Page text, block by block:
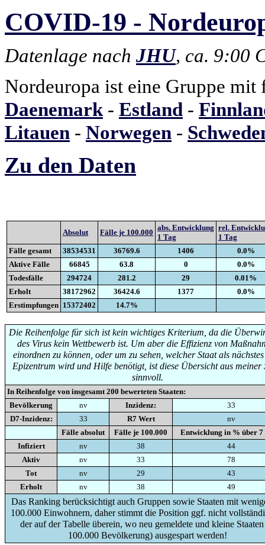
COVID-19 -
Datenlage nach JHU, ca. 9:00
Nordeuropa ist eine Gruppe mit
Daenemark - Estland -
Litauen - Norwegen -
Zu den Daten
Absolut Fälle je 100.000
abs. Entwicklung
1 Tag
rel.
1 Tag
Fälle gesamt
38534531 36769.6 1406
0.0%
Aktive Fälle
66845 63.8 0
0.0%
Todesfälle
294724 281.2 29
0.01%
Erholt
38172962 36424.6 1377
0.0%
Erstimpfungen 15372402 14.7%
Die Reihenfolge für sich ist kein wichtiges Kriterium, da die
des Virus kein Wettbewerb ist. Um aber die Effizienz von
einordnen zu können, oder um zu sehen, welcher Staat als
Epizentrum wird und Hilfe benötigt, ist diese Übersicht aus meiner
sinnvoll.
In Reihenfolge von insgesamt 200 bewerteten Staaten:
Bevölkerung
nv Inzidenz:
33
D7-Inzidenz:
33 R7 Wert
nv
Fälle absolut
Fälle je 100.000
Entwicklung in % über 7
Infiziert
nv 38
44
Aktiv
nv 33
78
Tot
nv 29
43
Erholt
nv 38 49
Das Ranking berücksichtigt auch Gruppen sowie Staaten mit
100.000 Einwohnern, daher stimmt die Position ggf. nicht
der auf der Tabelle überein, wo neu gemeldete und kleine
100.000 Bevölkerung) ausgespart werden!